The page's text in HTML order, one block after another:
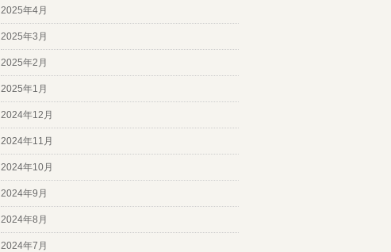
2025年4月
2025年3月
2025年2月
2025年1月
2024年12月
2024年11月
2024年10月
2024年9月
2024年8月
2024年7月